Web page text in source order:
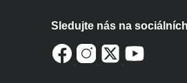
Sledujte nás na